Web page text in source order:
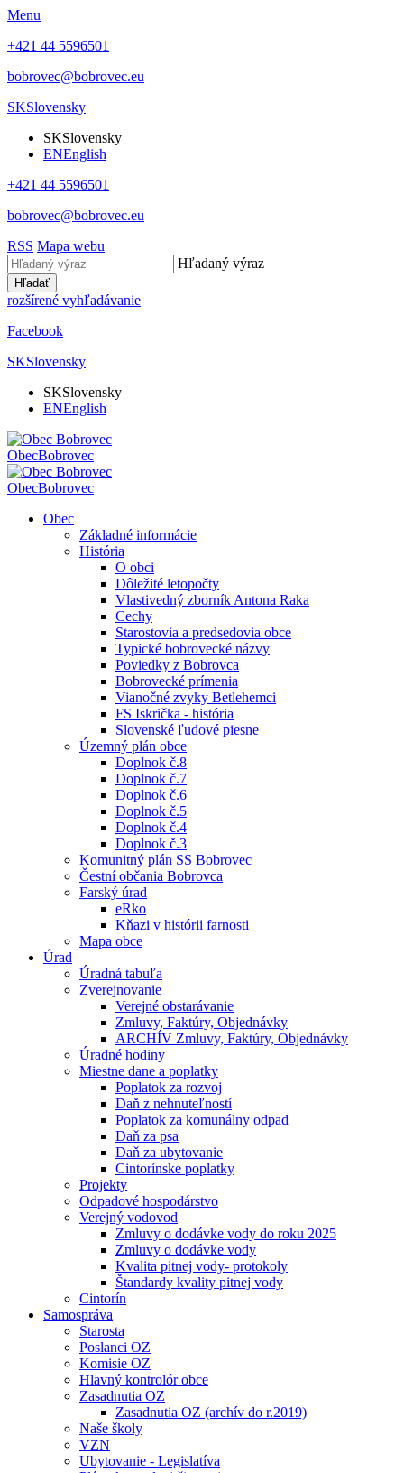
Menu
+421 44 5596501
bobrovec@bobrovec.eu
SKSlovensky
SKSlovensky
ENEnglish
+421 44 5596501
bobrovec@bobrovec.eu
RSS Mapa webu
Hľadaný výraz
Hľadať
rozšírené vyhľadávanie
Facebook
SKSlovensky
SKSlovensky
ENEnglish
ObecBobrovec
ObecBobrovec
Obec
Základné informácie
História
O obci
Dôležité letopočty
Vlastivedný zborník Antona Raka
Cechy
Starostovia a predsedovia obce
Typické bobrovecké názvy
Poviedky z Bobrovca
Bobrovecké prímenia
Vianočné zvyky Betlehemci
FS Iskrička - história
Slovenské ľudové piesne
Územný plán obce
Doplnok č.8
Doplnok č.7
Doplnok č.6
Doplnok č.5
Doplnok č.4
Doplnok č.3
Komunitný plán SS Bobrovec
Čestní občania Bobrovca
Farský úrad
eRko
Kňazi v histórii farnosti
Mapa obce
Úrad
Úradná tabuľa
Zverejnovanie
Verejné obstarávanie
Zmluvy, Faktúry, Objednávky
ARCHÍV Zmluvy, Faktúry, Objednávky
Úradné hodiny
Miestne dane a poplatky
Poplatok za rozvoj
Daň z nehnuteľností
Poplatok za komunálny odpad
Daň za psa
Daň za ubytovanie
Cintorínske poplatky
Projekty
Odpadové hospodárstvo
Verejný vodovod
Zmluvy o dodávke vody do roku 2025
Zmluvy o dodávke vody
Kvalita pitnej vody- protokoly
Štandardy kvality pitnej vody
Cintorín
Samospráva
Starosta
Poslanci OZ
Komisie OZ
Hlavný kontrolór obce
Zasadnutia OZ
Zasadnutia OZ (archív do r.2019)
Naše školy
VZN
Ubytovanie - Legislatíva